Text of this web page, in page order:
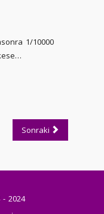
1/10000
Sonraki
- 2024